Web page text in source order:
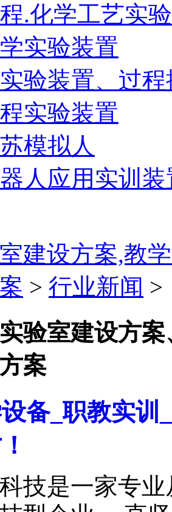
.化学工艺实
实验装置
验装置、过
实验装置
模拟人
人应用实训装
建设方案,教
> 行业新闻 >
验室建设方
案
备_职教实训
！
科技是一家专